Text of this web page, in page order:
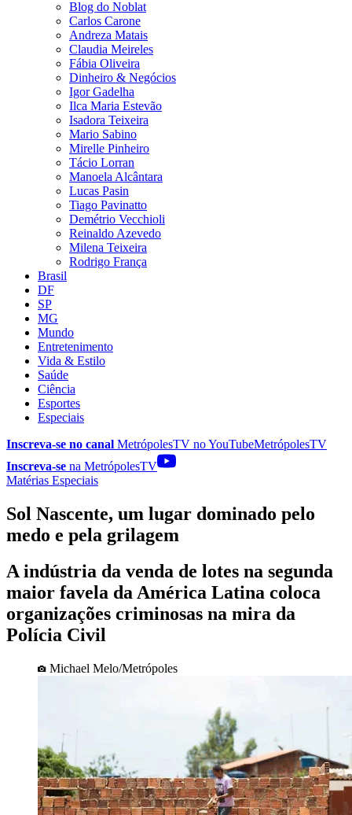
Blog do Noblat
Carlos Carone
Andreza Matais
Claudia Meireles
Fábia Oliveira
Dinheiro & Negócios
Igor Gadelha
Ilca Maria Estevão
Isadora Teixeira
Mario Sabino
Mirelle Pinheiro
Tácio Lorran
Manoela Alcântara
Lucas Pasin
Tiago Pavinatto
Demétrio Vecchioli
Reinaldo Azevedo
Milena Teixeira
Rodrigo França
Brasil
DF
SP
MG
Mundo
Entretenimento
Vida & Estilo
Saúde
Ciência
Esportes
Especiais
Inscreva-se no canal MetrópolesTV noYouTubeMetrópolesTV
Inscreva-se na MetrópolesTV
Matérias Especiais
Sol Nascente, um lugar dominado pelo
medo e pela grilagem
A indústria da venda de lotes na segunda
maior favela da América Latina coloca
organizações criminosas na mira da
Polícia Civil
Michael Melo/Metrópoles